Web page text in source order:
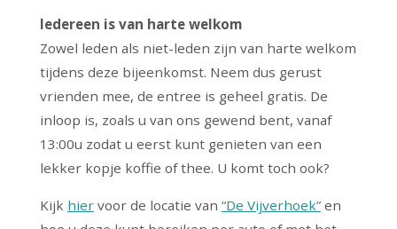
Iedereen is van harte welkom
Zowel leden als niet-leden zijn van harte welkom
tijdens deze bijeenkomst. Neem dus gerust
vrienden mee, de entree is geheel gratis. De
inloop is, zoals u van ons gewend bent, vanaf
13:00u zodat u eerst kunt genieten van een
lekker kopje koffie of thee. U komt toch ook?
Kijk hiervoor de locatie van “De Vijverhoek”en